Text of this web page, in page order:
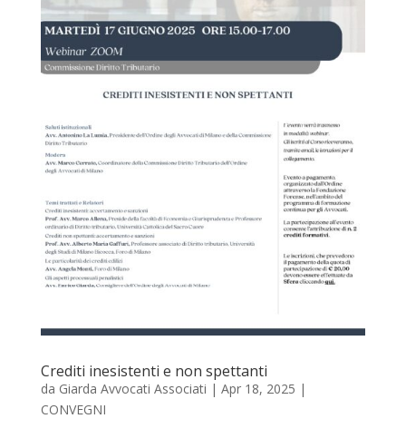
Crediti inesistenti e non spettanti
da Giarda Avvocati Associati | Apr 18, 2025 |
CONVEGNI